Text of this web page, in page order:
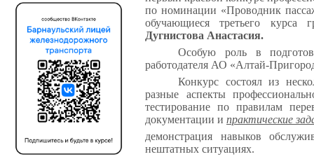
по номинации «Проводник
обучающиеся третьего
Дугнистова Анастасия.
Особую роль в
работодателя АО «Алтай-
Конкурс состоял из
разные аспекты
тестирование по правилам
документации и практические
демонстрация навыков
нештатных ситуациях.